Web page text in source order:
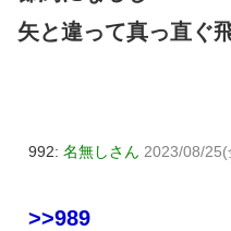
矢と違って真っ直ぐ
992: 名無しさん 2023/08/
>>989